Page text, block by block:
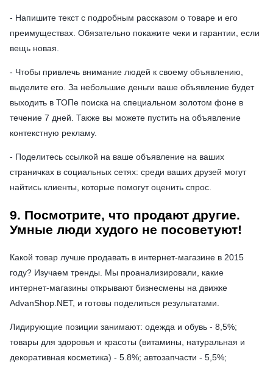
- Напишите текст с подробным рассказом о товаре и его
преимуществах. Обязательно покажите чеки и гарантии, если
вещь новая.
- Чтобы привлечь внимание людей к своему объявлению,
выделите его. За небольшие деньги ваше объявление будет
выходить в ТОПе поиска на специальном золотом фоне в
течение 7 дней. Также вы можете пустить на объявление
контекстную рекламу.
- Поделитесь ссылкой на ваше объявление на ваших
страничках в социальных сетях: среди ваших друзей могут
найтись клиенты, которые помогут оценить спрос.
9. Посмотрите, что продают другие.
Умные люди худого не посоветуют!
Какой товар лучше продавать в интернет-магазине в 2015
году? Изучаем тренды. Мы проанализировали, какие
интернет-магазины открывают бизнесмены на движке
AdvanShop.NET, и готовы поделиться результатами.
Лидирующие позиции занимают: одежда и обувь - 8,5%;
товары для здоровья и красоты (витамины, натуральная и
декоративная косметика) - 5.8%; автозапчасти - 5,5%;